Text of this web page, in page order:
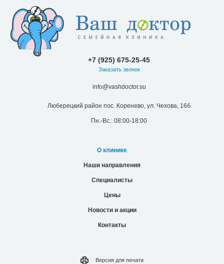
+7 (925) 675-25-45
Заказать звонок
info@vashdoctor.su
Люберецкий район пос. Коренево, ул. Чехова, 16б
Пн.-Вс.: 08:00-18:00
О клинике
Наши направления
Специалисты
Цены
Новости и акции
Контакты
Версия для печати